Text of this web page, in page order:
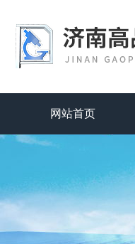
网站首页